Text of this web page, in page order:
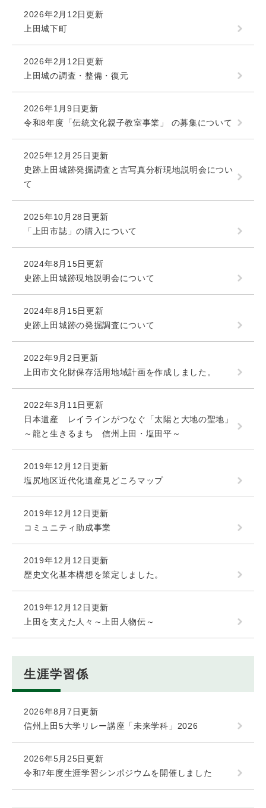
2026年2月12日更新
上田城下町
2026年2月12日更新
上田城の調査・整備・復元
2026年1月9日更新
令和8年度「伝統文化親子教室事業」 の募集について
2025年12月25日更新
史跡上田城跡発掘調査と古写真分析現地説明会につい
て
2025年10月28日更新
「上田市誌」の購入について
2024年8月15日更新
史跡上田城跡現地説明会について
2024年8月15日更新
史跡上田城跡の発掘調査について
2022年9月2日更新
上田市文化財保存活用地域計画を作成しました。
2022年3月11日更新
日本遺産 レイラインがつなぐ「太陽と大地の聖地」
～龍と生きるまち 信州上田・塩田平～
2019年12月12日更新
塩尻地区近代化遺産見どころマップ
2019年12月12日更新
コミュニティ助成事業
2019年12月12日更新
歴史文化基本構想を策定しました。
2019年12月12日更新
上田を支えた人々～上田人物伝～
生涯学習係
2026年8月7日更新
信州上田5大学リレー講座「未来学科」2026
2026年5月25日更新
令和7年度生涯学習シンポジウムを開催しました